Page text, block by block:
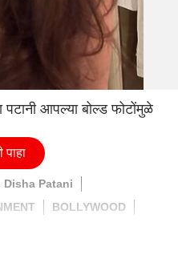
पटानी आपल्या बोल्ड फोटोंमुळे
Disha Patani
BOLLYWOOD